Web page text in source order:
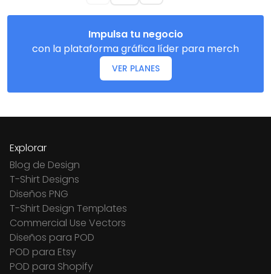
Impulsa tu negocio
con la plataforma gráfica líder para merch
VER PLANES
Explorar
Blog de Design
T-Shirt Designs
Diseños PNG
T-Shirt Design Templates
Commercial Use Vectors
Diseños para POD
POD para Etsy
POD para Shopify